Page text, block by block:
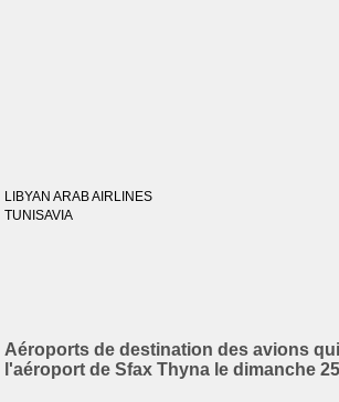
LIBYAN ARAB AIRLINES
TUNISAVIA
Aéroports de destination des avions
l'aéroport de Sfax Thyna le dimanche